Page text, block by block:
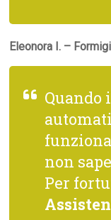
Eleonora I. –
Quando
non
Per